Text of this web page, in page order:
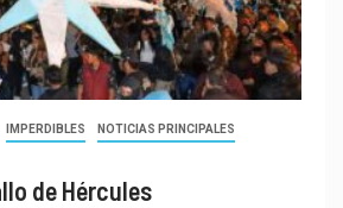
IMPERDIBLES
NOTICIAS PRINCIPALES
de Hércules